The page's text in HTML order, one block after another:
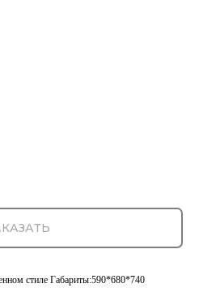
стиле Габариты:590*680*740